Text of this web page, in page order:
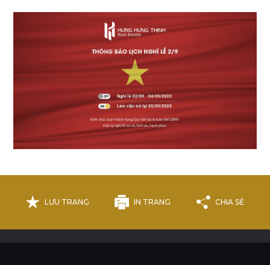
LƯU TRANG IN TRANG CHIA SẺ